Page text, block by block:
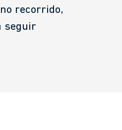
recorrido,
seguir